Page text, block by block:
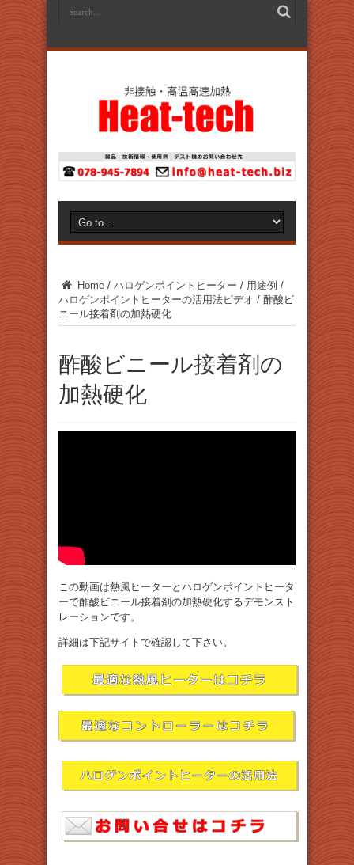
Home / ハロゲンポイントヒーター / 用途例 /
ハロゲンポイントヒーターの活用法ビデオ / 酢酸ビ
ニール接着剤の加熱硬化
酢酸ビニール接着剤の
加熱硬化
この動画は熱風ヒーターとハロゲンポイントヒータ
ーで酢酸ビニール接着剤の加熱硬化するデモンスト
レーションです。
詳細は下記サイトで確認して下さい。